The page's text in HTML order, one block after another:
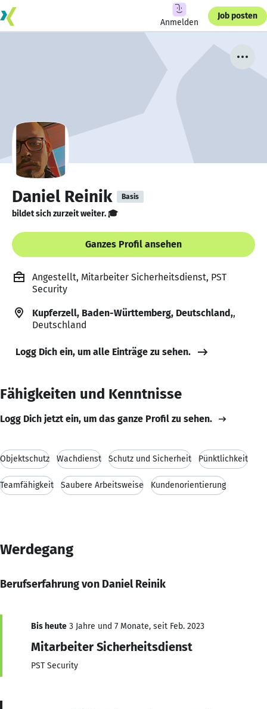
Anmelden
Job posten
Daniel Reinik Basis
bildet sich zurzeit weiter. 🎓
Ganzes Profil ansehen
Angestellt, Mitarbeiter Sicherheitsdienst, PST
Security
Kupferzell, Baden-Württemberg, Deutschland,,
Deutschland
Logg Dich ein, um alle Einträge zu sehen.
Fähigkeiten und Kenntnisse
Logg Dich jetzt ein, um das ganze Profil zu sehen.
Objektschutz Wachdienst Schutz und Sicherheit Pünktlichkeit
Teamfähigkeit Saubere Arbeitsweise Kundenorientierung
Werdegang
Berufserfahrung von Daniel Reinik
Bis heute 3 Jahre und 7 Monate, seit Feb. 2023
Mitarbeiter Sicherheitsdienst
PST Security